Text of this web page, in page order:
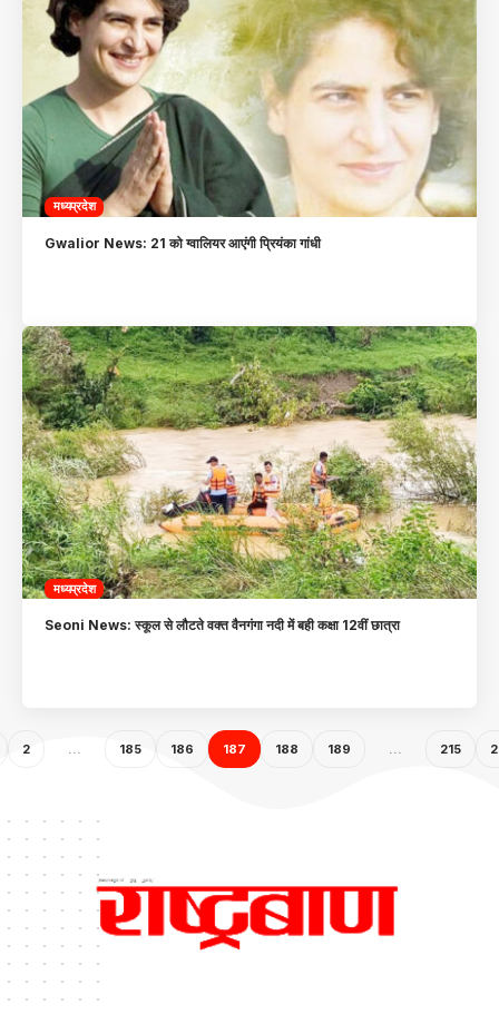
मध्यप्रदेश
Gwalior News: 21 को ग्वालियर आएंगी प्रियंका गांधी
मध्यप्रदेश
Seoni News: स्कूल से लौटते वक्त वैनगंगा नदी में बही कक्षा 12वीं छात्रा
2 … 185 186 187 188 189 … 215